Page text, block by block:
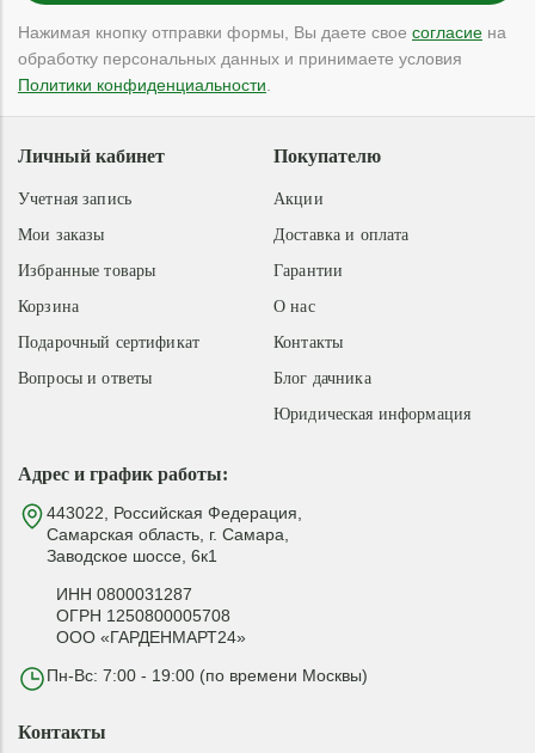
Нажимая кнопку отправки формы, Вы даете свое согласие на
обработку персональных данных и принимаете условия
Политики конфиденциальности
Адрес и график работы:
443022, Российская Федерация,
Самарская область, г. Самара,
Заводское шоссе, 6к1
ИНН 0800031287
ОГРН 1250800005708
ООО «ГАРДЕНМАРТ24»
Пн-Вс: 7:00 - 19:00 (по времени Москвы)
Покупателю
Акции
Доставка и оплата
Гарантии
О нас
Контакты
Блог дачника
Юридическая информация
Личный кабинет
Учетная запись
Мои заказы
Избранные товары
Корзина
Подарочный сертификат
Вопросы и ответы
Контакты